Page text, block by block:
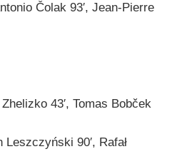
Čolak 93′, Jean-Pierre
43′, Tomas Bobček
90′, Rafał